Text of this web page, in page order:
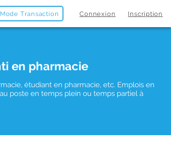
Mode Transaction Connexion Inscription
en pharmacie
étudiant en pharmacie, etc. Emplois en
poste en temps plein ou temps partiel à